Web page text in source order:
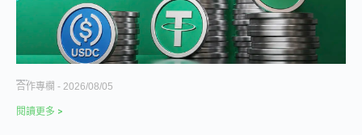
合作專欄 2026/08/05
閱讀更多 >